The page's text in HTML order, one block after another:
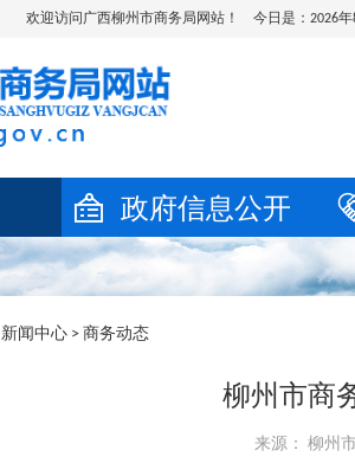
欢迎访问广西柳州市商务局网站！ 今日是： 2026
政府信息公开
新闻中心 > 商务动态
柳州市商
来源： 柳州